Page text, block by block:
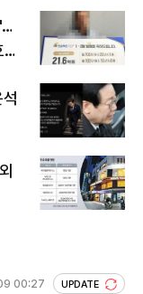
00:27 UPDATE